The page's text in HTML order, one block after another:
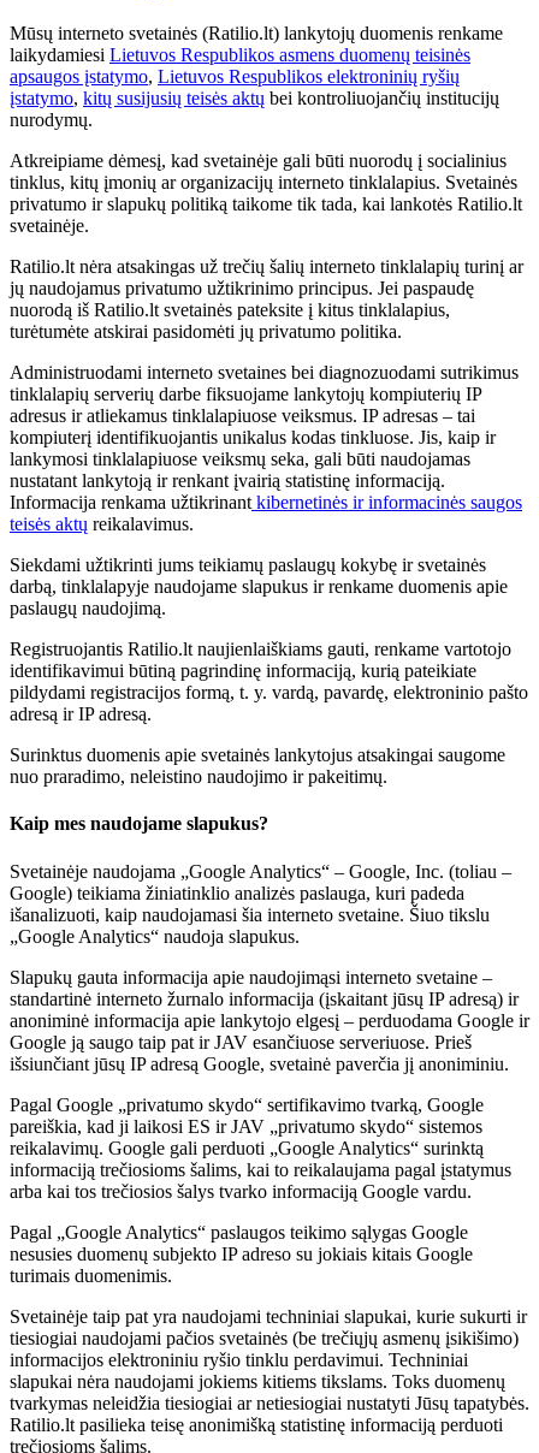
Mūsų interneto svetainės (Ratilio.lt) lankytojų duomenis renkame
laikydamiesi Lietuvos Respublikos asmens duomenų teisinės
apsaugos įstatymo, Lietuvos Respublikos elektroninių ryšių
įstatymo, kitų susijusių teisės aktų bei kontroliuojančių institucijų
nurodymų.
Atkreipiame dėmesį, kad svetainėje gali būti nuorodų į socialinius
tinklus, kitų įmonių ar organizacijų interneto tinklalapius. Svetainės
privatumo ir slapukų politiką taikome tik tada, kai lankotės Ratilio.lt
svetainėje.
Ratilio.lt nėra atsakingas už trečių šalių interneto tinklalapių turinį ar
jų naudojamus privatumo užtikrinimo principus. Jei paspaudę
nuorodą iš Ratilio.lt svetainės pateksite į kitus tinklalapius,
turėtumėte atskirai pasidomėti jų privatumo politika.
Administruodami interneto svetaines bei diagnozuodami sutrikimus
tinklalapių serverių darbe fiksuojame lankytojų kompiuterių IP
adresus ir atliekamus tinklalapiuose veiksmus. IP adresas – tai
kompiuterį identifikuojantis unikalus kodas tinkluose. Jis, kaip ir
lankymosi tinklalapiuose veiksmų seka, gali būti naudojamas
nustatant lankytoją ir renkant įvairią statistinę informaciją.
Informacija renkama užtikrinant kibernetinės ir informacinės saugos
teisės aktų reikalavimus.
Siekdami užtikrinti jums teikiamų paslaugų kokybę ir svetainės
darbą, tinklalapyje naudojame slapukus ir renkame duomenis apie
paslaugų naudojimą.
Registruojantis Ratilio.lt naujienlaiškiams gauti, renkame vartotojo
identifikavimui būtiną pagrindinę informaciją, kurią pateikiate
pildydami registracijos formą, t. y. vardą, pavardę, elektroninio pašto
adresą ir IP adresą.
Surinktus duomenis apie svetainės lankytojus atsakingai saugome
nuo praradimo, neleistino naudojimo ir pakeitimų.
Kaip mes naudojame slapukus?
Svetainėje naudojama „Google Analytics“ – Google, Inc. (toliau –
Google) teikiama žiniatinklio analizės paslauga, kuri padeda
išanalizuoti, kaip naudojamasi šia interneto svetaine. Šiuo tikslu
„Google Analytics“ naudoja slapukus.
Slapukų gauta informacija apie naudojimąsi interneto svetaine –
standartinė interneto žurnalo informacija (įskaitant jūsų IP adresą) ir
anoniminė informacija apie lankytojo elgesį – perduodama Google ir
Google ją saugo taip pat ir JAV esančiuose serveriuose. Prieš
išsiunčiant jūsų IP adresą Google, svetainė paverčia jį anoniminiu.
Pagal Google „privatumo skydo“ sertifikavimo tvarką, Google
pareiškia, kad ji laikosi ES ir JAV „privatumo skydo“ sistemos
reikalavimų. Google gali perduoti „Google Analytics“ surinktą
informaciją trečiosioms šalims, kai to reikalaujama pagal įstatymus
arba kai tos trečiosios šalys tvarko informaciją Google vardu.
Pagal „Google Analytics“ paslaugos teikimo sąlygas Google
nesusies duomenų subjekto IP adreso su jokiais kitais Google
turimais duomenimis.
Svetainėje taip pat yra naudojami techniniai slapukai, kurie sukurti ir
tiesiogiai naudojami pačios svetainės (be trečiųjų asmenų įsikišimo)
informacijos elektroniniu ryšio tinklu perdavimui. Techniniai
slapukai nėra naudojami jokiems kitiems tikslams. Toks duomenų
tvarkymas neleidžia tiesiogiai ar netiesiogiai nustatyti Jūsų tapatybės.
Ratilio.lt pasilieka teisę anonimišką statistinę informaciją perduoti
trečiosioms šalims.